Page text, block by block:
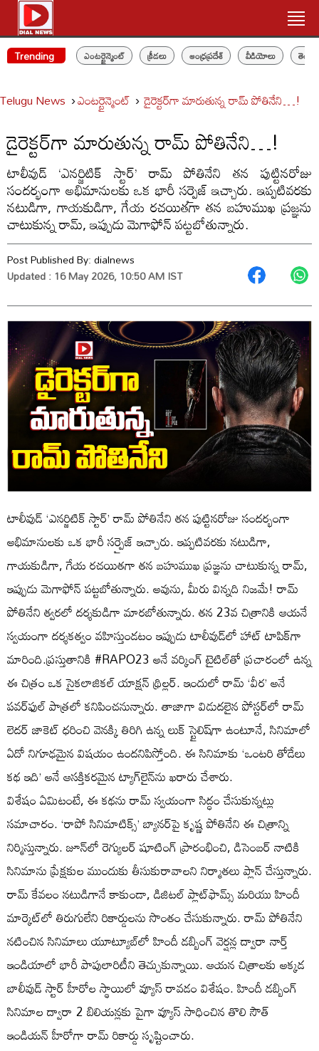
Trending ఎంటర్టైన్మెంట్ క్రీడలు ఆంధ్రప్రదేశ్ వీడియోలు
Telugu News ఎంటర్టైన్మెంట్ డైరెక్టర్‌గా మారుతున్న రామ్ పోతినేని…!
డైరెక్టర్‌గా మారుతున్న రామ్ పోతినేని…!
టాలీవుడ్ ‘ఎనర్జిటిక్ స్టార్’ రామ్ పోతినేని తన పుట్టినరోజు
సందర్భంగా అభిమానులకు ఒక భారీ సర్ప్రైజ్ ఇచ్చారు. ఇప్పటివరకు
నటుడిగా, గాయకుడిగా, గేయ రచయితగా తన బహుముఖ ప్రజ్ఞను
చాటుకున్న రామ్, ఇప్పుడు మెగాఫోన్ పట్టబోతున్నారు.
Post Published By:dialnews
Updated : 16 May 2026, 10:50 AM IST
టాలీవుడ్ ‘ఎనర్జిటిక్ స్టార్’ రామ్ పోతినేని తన పుట్టినరోజు సందర్భంగా
అభిమానులకు ఒక భారీ సర్ప్రైజ్ ఇచ్చారు. ఇప్పటివరకు నటుడిగా,
గాయకుడిగా, గేయ రచయితగా తన బహుముఖ ప్రజ్ఞను చాటుకున్న రామ్,
ఇప్పుడు మెగాఫోన్ పట్టబోతున్నారు. అవును, మీరు విన్నది నిజమే! రామ్
పోతినేని త్వరలో దర్శకుడిగా మారబోతున్నారు. తన 23వ చిత్రానికి ఆయనే
స్వయంగా దర్శకత్వం వహిస్తుండటం ఇప్పుడు టాలీవుడ్‌లో హాట్ టాపిక్‌గా
మారింది.ప్రస్తుతానికి #RAPO23 అనే వర్కింగ్ టైటిల్‌తో ప్రచారంలో ఉన్న
ఈ చిత్రం ఒక సైకలాజికల్ యాక్షన్ థ్రిల్లర్. ఇందులో రామ్ ‘వీర’ అనే
పవర్‌ఫుల్ పాత్రలో కనిపించనున్నారు. తాజాగా విడుదలైన పోస్టర్‌లో రామ్
లెదర్ జాకెట్ ధరించి వెనక్కి తిరిగి ఉన్న లుక్ స్టైలిష్‌గా ఉంటూనే, సినిమాలో
ఏదో నిగూఢమైన విషయం ఉందనిపిస్తోంది. ఈ సినిమాకు ‘ఒంటరి తోడేలు
కథ ఇది’ అనే ఆసక్తికరమైన ట్యాగ్‌లైన్‌ను ఖరారు చేశారు.
విశేషం ఏమిటంటే, ఈ కథను రామ్ స్వయంగా సిద్ధం చేసుకున్నట్లు
సమాచారం. ‘రాపో సినిమాటిక్స్’ బ్యానర్‌పై కృష్ణ పోతినేని ఈ చిత్రాన్ని
నిర్మిస్తున్నారు. జూన్‌లో రెగ్యులర్ షూటింగ్ ప్రారంభించి, డిసెంబర్ నాటికి
సినిమాను ప్రేక్షకుల ముందుకు తీసుకురావాలని నిర్మాతలు ప్లాన్ చేస్తున్నారు.
రామ్ కేవలం నటుడిగానే కాకుండా, డిజిటల్ ప్లాట్‌ఫామ్స్ మరియు హిందీ
మార్కెట్‌లో తిరుగులేని రికార్డులను సొంతం చేసుకున్నారు. రామ్ పోతినేని
నటించిన సినిమాలు యూట్యూబ్‌లో హిందీ డబ్బింగ్ వెర్షన్ల ద్వారా నార్త్
ఇండియాలో భారీ పాపులారిటీని తెచ్చుకున్నాయి. ఆయన చిత్రాలకు అక్కడ
బాలీవుడ్ స్టార్ హీరోల స్థాయిలో వ్యూస్ రావడం విశేషం. హిందీ డబ్బింగ్
సినిమాల ద్వారా 2 బిలియన్లకు పైగా వ్యూస్ సాధించిన తొలి సౌత్
ఇండియన్ హీరోగా రామ్ రికార్డు సృష్టించారు.